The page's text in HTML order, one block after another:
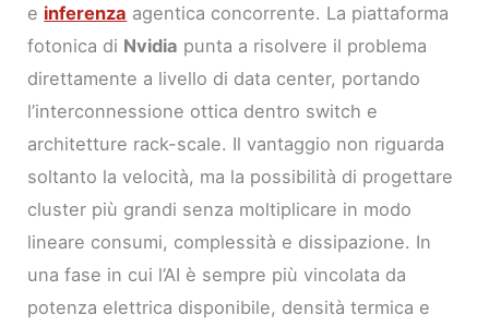
e inferenza agentica concorrente. La piattaforma
fotonica di Nvidia punta a risolvere il problema
direttamente a livello di data center, portando
l’interconnessione ottica dentro switch e
architetture rack-scale. Il vantaggio non riguarda
soltanto la velocità, ma la possibilità di progettare
cluster più grandi senza moltiplicare in modo
lineare consumi, complessità e dissipazione. In
una fase in cui l’AI è sempre più vincolata da
potenza elettrica disponibile, densità termica e